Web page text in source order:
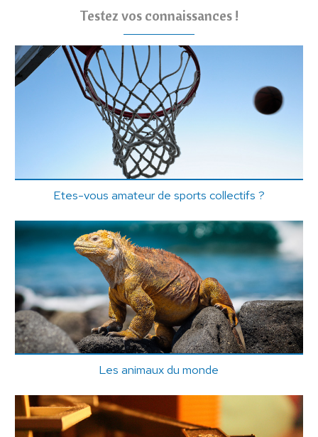
Testez vos connaissances !
Etes-vous amateur de sports collectifs ?
Les animaux du monde